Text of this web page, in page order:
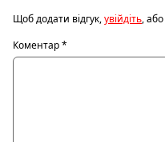
Щоб додати відгук,увійдіть, або
Коментар*